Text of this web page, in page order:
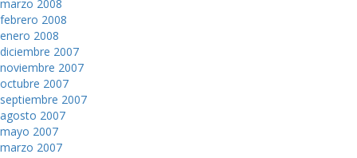
marzo 2008
febrero 2008
enero 2008
diciembre 2007
noviembre 2007
octubre 2007
septiembre 2007
agosto 2007
mayo 2007
marzo 2007